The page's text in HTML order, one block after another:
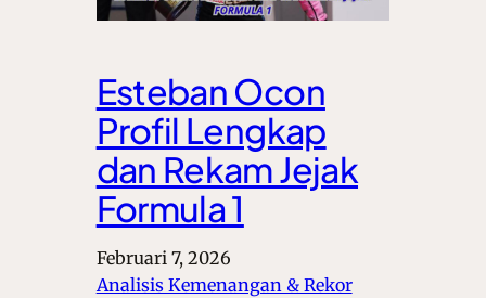
Esteban Ocon
Profil Lengkap
dan Rekam Jejak
Formula 1
Februari 7, 2026
Analisis Kemenangan & Rekor